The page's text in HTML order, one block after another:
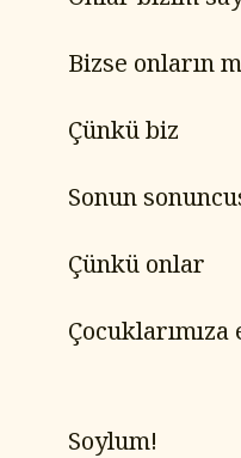
Bizse onların
Çünkü biz
Sonun
Çünkü onlar
Soylum!